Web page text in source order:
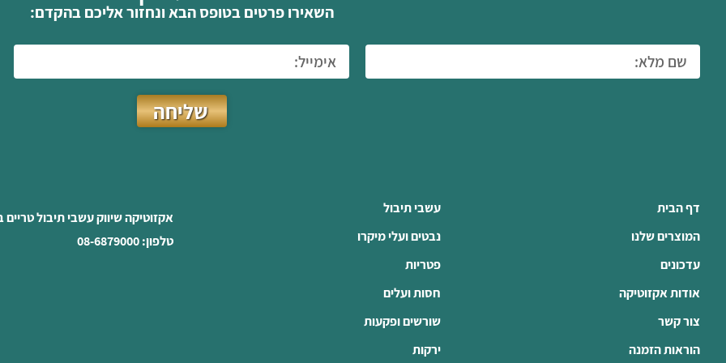
השאירו פרטים בטופס הבא ונחזור אליכם בהקדם:
שליחה
דף הבית
המוצרים שלנו
עדכונים
אודות אקזוטיקה
צור קשר
הוראות הזמנה
עשבי תיבול
נבטים ועלי מיקרו
פטריות
חסות ועלים
שורשים ופקעות
ירקות
אקזוטיקה שיווק עשבי תיבול
טלפון: 08-6879000